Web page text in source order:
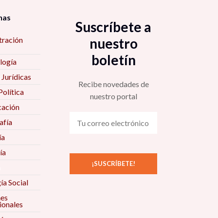
Social
Suscríbete a
nuestro
boletín
Recibe novedades de
nuestro portal